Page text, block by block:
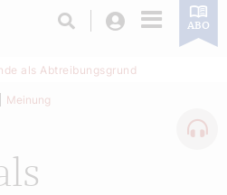
Login ABO
als Abtreibungsgrund
Meinung